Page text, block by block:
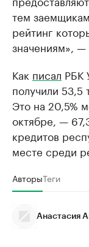
тем
рейтинг
значениям», —
Как писал РБК
получили 53,5
Это на 20,5%
октябре, —
кредитов
месте среди
АвторыТеги
Анастасия